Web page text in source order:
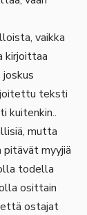
vaikka
kirjoittaa
teksti
kuitenkin..
mutta
myyjiä
todella
osittain
että ostajat